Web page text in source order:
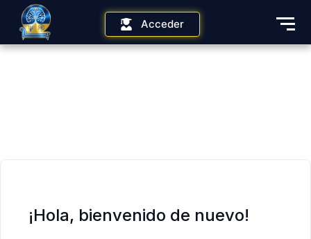
Acceder
¡Hola, bienvenido de nuevo!